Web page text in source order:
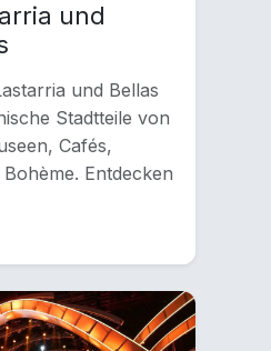
und
und Bellas
Stadtteile von
Cafés,
Entdecken